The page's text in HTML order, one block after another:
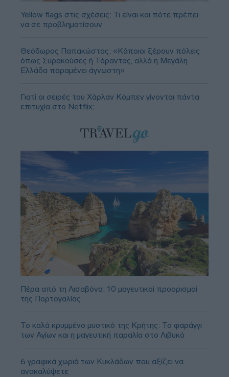
Yellow flags στις σχέσεις: Τι είναι και πότε πρέπει
να σε προβληματίσουν
Θεόδωρος Παπακώστας: «Κάποιοι ξέρουν πόλεις
όπως Συρακούσες ή Τάραντας, αλλά η Μεγάλη
Ελλάδα παραμένει άγνωστη»
Γιατί οι σειρές του Χάρλαν Κόμπεν γίνονται πάντα
επιτυχία στο Netflix;
Πέρα από τη Λισαβόνα: 10 μαγευτικοί προορισμοί
της Πορτογαλίας
Το καλά κρυμμένο μυστικό της Κρήτης: Το φαράγγι
των Αγίων και η μαγευτική παραλία στο Λιβυκό
6 γραφικά χωριά των Κυκλάδων που αξίζει να
ανακαλύψετε